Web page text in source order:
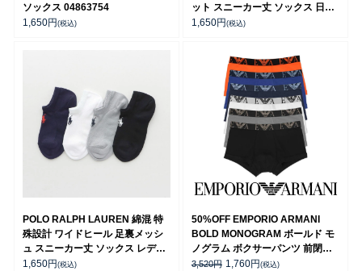
ソックス 04863754
1,650円 (税込)
ット スニーカー丈 ソックス 日本
製 04803725
1,650円 (税込)
POLO RALPH LAUREN 綿混 特
殊設計 ワイドヒール 足裏メッシ
ュ スニーカー丈 ソックス レディ
ース 03207993
1,650円 (税込)
50%OFF EMPORIO ARMANI
BOLD MONOGRAM ボールド モ
ノグラム ボクサーパンツ 前閉じ
EUサイズ メンズ 54007159
3,520円 1,760円 (税込)